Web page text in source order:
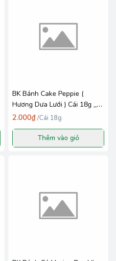
BK Bánh Cake Peppie (
Hương Dưa Lưới ) Cái 18g _
Richy MN
2.000₫/Cái 18g
Thêm vào giỏ